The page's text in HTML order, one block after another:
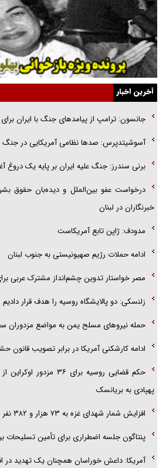
یهودی‌ها در ادبیات داستانی اروپا؛ از شکسپیر تا
گفت‌وگو با خواهر یکی از شهدای جنگ رمضان/
اهل خدمت بی‌منت بود
جزئیات شکنجه‌هایم فراتر از آن است که در بیان
گزارش «جوان» از
آخرین اخبار
جانسون: ترامپ از پیامد‌های جنگ با ایران
آسوشیتدپرس: صد‌ها نظامی آمریکایی در جنگ
برنی سندرز: جنگ علیه ایران بر پایه یک دروغ
درخواست عفو بین‌الملل و دیده‌بان حقوق
خبرنگاران در لبنان
مدودف: ژاپن تابع آمریکاست
ادامه حملات رژیم صهیونیستی به جنوب لبنان
مصر خواستار تدوین چشم‌انداز مشترک عربی
زلنسکی: دو پالایشگاه روسیه را هدف قرار دادیم
حمله نیرو‌های مسلح یمن به مواضع مزدوران
ادامه کارشکنی آمریکا در برابر تصویب قانون
پهپادی به بریانسک
افزایش شمار شهدای غزه به ۷۳ هزار و ۳۸۲ نفر
پنتاگون جلسه اضطراری برای تأمین تسلیحات
آمریکا: داعش خوراسان همچنان یک تهدید در